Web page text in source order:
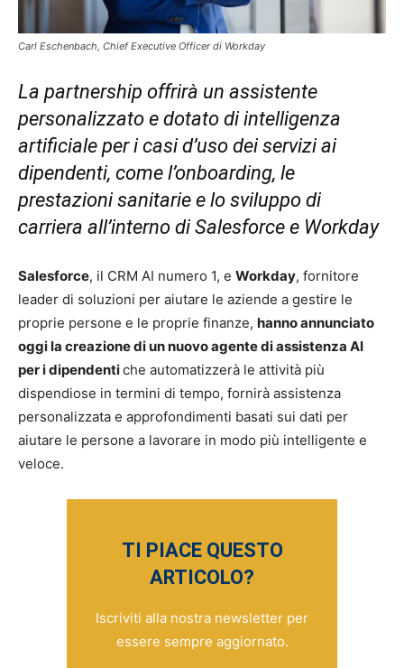
Carl Eschenbach, Chief Executive Officer di Workday
La partnership offrirà un assistente
personalizzato e dotato di intelligenza
artificiale per i casi d’uso dei servizi ai
dipendenti, come l’onboarding, le
prestazioni sanitarie e lo sviluppo di
carriera all’interno di Salesforce e Workday
Salesforce, il CRM AI numero 1, e Workday, fornitore
leader di soluzioni per aiutare le aziende a gestire le
proprie persone e le proprie finanze, hanno annunciato
oggi la creazione di un nuovo agente di assistenza AI
per i dipendentiche automatizzerà le attività più
dispendiose in termini di tempo, fornirà assistenza
personalizzata e approfondimenti basati sui dati per
aiutare le persone a lavorare in modo più intelligente e
veloce.
TI PIACE QUESTO
ARTICOLO?
Iscriviti alla nostra newsletter per
essere sempre aggiornato.